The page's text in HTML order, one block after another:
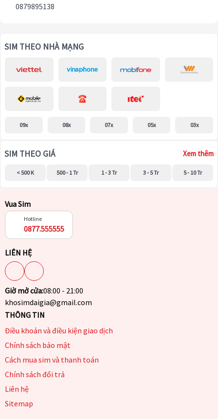
0879895138
SIM THEO NHÀ MẠNG
09x 08x 07x 05x 03x
SIM THEO GIÁ Xem thêm
< 500 K 500 - 1 Tr 1 - 3 Tr 3 - 5 Tr 5 - 10 Tr
Vua Sim
Hotline
0877.555555
LIÊN HỆ
Giờ mở cửa:08:00 - 21:00
khosimdaigia@gmail.com
THÔNG TIN
Điều khoản và điều kiện giao dịch
Chính sách bảo mật
Cách mua sim và thanh toán
Chính sách đổi trả
Liên hệ
Sitemap